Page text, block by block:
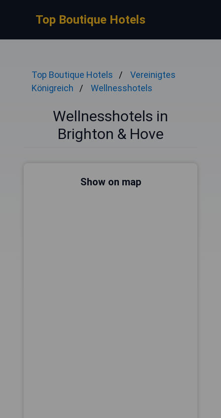
Top Boutique Hotels
Top Boutique Hotels
Vereinigtes
Königreich
Wellnesshotels
Wellnesshotels in
Brighton & Hove
Show on map